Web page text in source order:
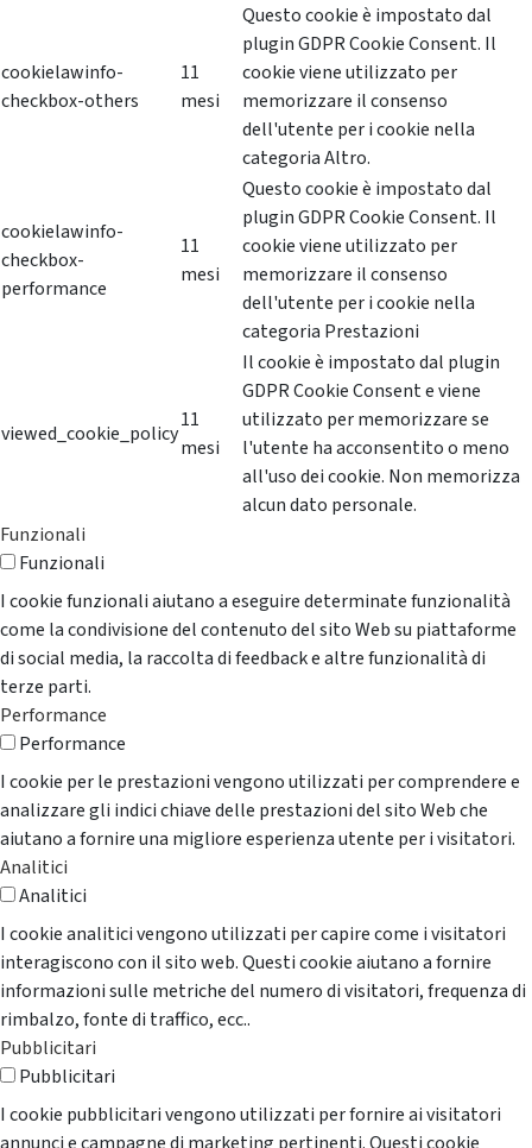
cookielawinfo-
checkbox-others
11
mesi
Questo cookie è impostato dal
plugin GDPR Cookie Consent. Il
cookie viene utilizzato per
memorizzare il consenso
dell'utente per i cookie nella
categoria Altro.
cookielawinfo-
checkbox-
performance
11
mesi
Questo cookie è impostato dal
plugin GDPR Cookie Consent. Il
cookie viene utilizzato per
memorizzare il consenso
dell'utente per i cookie nella
categoria Prestazioni
viewed_cookie_policy
11
mesi
Il cookie è impostato dal plugin
GDPR Cookie Consent e viene
utilizzato per memorizzare se
l'utente ha acconsentito o meno
all'uso dei cookie. Non memorizza
alcun dato personale.
Funzionali
Funzionali
I cookie funzionali aiutano a eseguire determinate funzionalità
come la condivisione del contenuto del sito Web su piattaforme
di social media, la raccolta di feedback e altre funzionalità di
terze parti.
Performance
Performance
I cookie per le prestazioni vengono utilizzati per comprendere e
analizzare gli indici chiave delle prestazioni del sito Web che
aiutano a fornire una migliore esperienza utente per i visitatori.
Analitici
Analitici
I cookie analitici vengono utilizzati per capire come i visitatori
interagiscono con il sito web. Questi cookie aiutano a fornire
informazioni sulle metriche del numero di visitatori, frequenza di
rimbalzo, fonte di traffico, ecc..
Pubblicitari
Pubblicitari
I cookie pubblicitari vengono utilizzati per fornire ai visitatori